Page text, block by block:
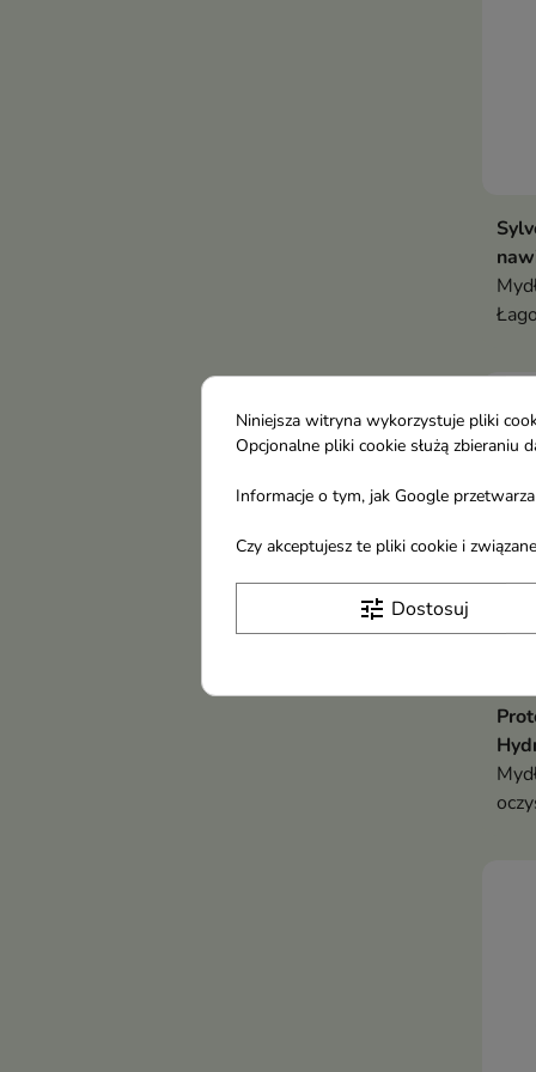
Niniejsza witryna wykorzystuje pliki
Opcjonalne pliki cookie służą
Informacje o tym, jak Google
Czy akceptujesz te pliki cookie i
tune Dostosuj